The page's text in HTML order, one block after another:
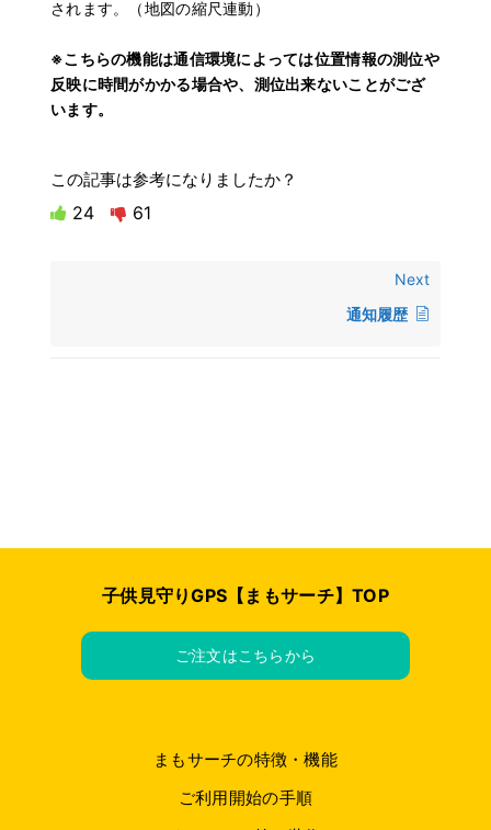
されます。（地図の縮尺連動）
※こちらの機能は通信環境によっては位置情報の測位や
反映に時間がかかる場合や、測位出来ないことがござ
います。
この記事は参考になりましたか？
24 61
Next
通知履歴
子供見守りGPS【まもサーチ】TOP
ご注文はこちらから
まもサーチの特徴・機能
ご利用開始の手順